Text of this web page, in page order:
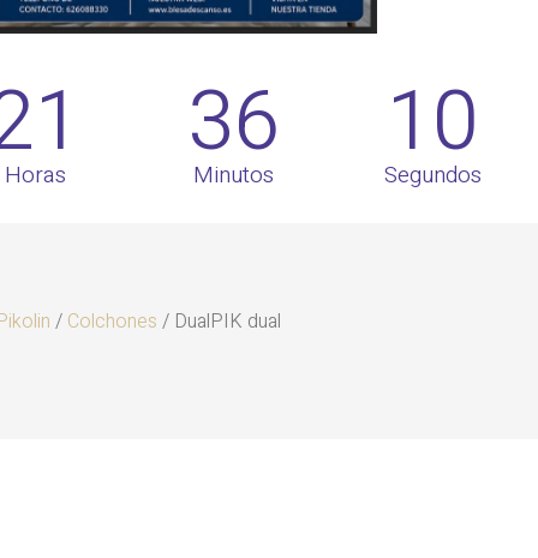
Horas 36
Minutos 09
Segundos
/ Colchones / DualPIK dual